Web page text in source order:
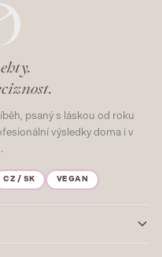
psaný s láskou od roku
výsledky doma i v
CZ / SK VEGAN